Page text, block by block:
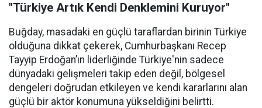
"Türkiye Artık Kendi Denklemini Kuruyor"
Buğday, masadaki en güçlü taraflardan birinin Türkiye
olduğuna dikkat çekerek, Cumhurbaşkanı Recep
Tayyip Erdoğan’ın liderliğinde Türkiye'nin sadece
dünyadaki gelişmeleri takip eden değil, bölgesel
dengeleri doğrudan etkileyen ve kendi kararlarını alan
güçlü bir aktör konumuna yükseldiğini belirtti.